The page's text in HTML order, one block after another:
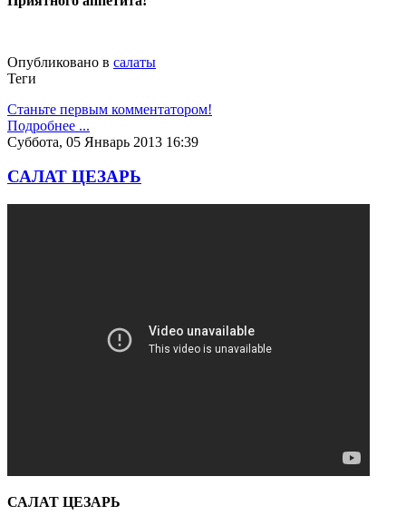
Опубликовано в салаты
Теги
Станьте первым комментатором!
Подробнее ...
Суббота, 05 Январь 2013 16:39
САЛАТ ЦЕЗАРЬ
САЛАТ ЦЕЗАРЬ